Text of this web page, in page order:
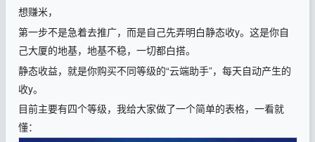
想赚米，
第一步不是急着去推广，而是自己先弄明白静态收y。这是你自
己大厦的地基，地基不稳，一切都白搭。
静态收益，就是你购买不同等级的“云端助手”，每天自动产生的
收y。
目前主要有四个等级，我给大家做了一个简单的表格，一看就
懂：